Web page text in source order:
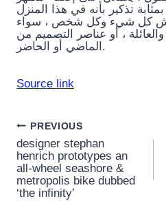
تذكير بأنه في هذا المنزل
كل شيء وكل شخص ، سواء
، أو عناصر التصميم من
الماضي أو الحاضر.
Source link
Post
navigation
PREVIOUS
designer stephan
henrich prototypes an
all-wheel seashore &
metropolis bike dubbed
‘the infinity’